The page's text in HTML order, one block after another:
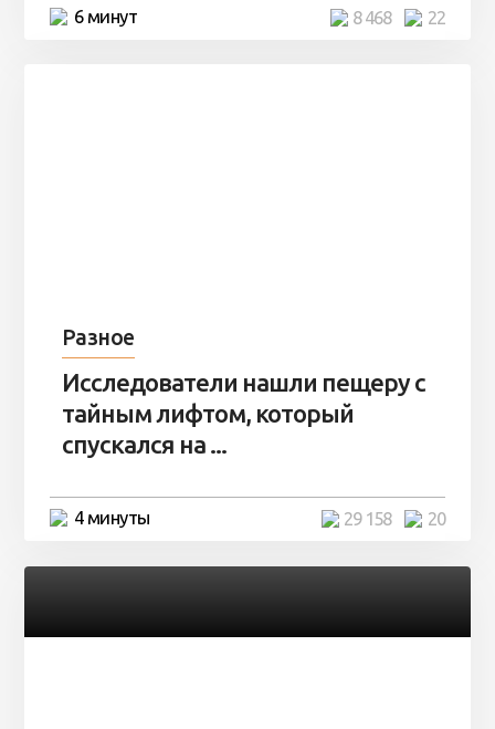
6 минут 22
8 468
Разное
Исследователи нашли пещеру с
тайным лифтом, который
спускался на ...
4 минуты 20
29 158